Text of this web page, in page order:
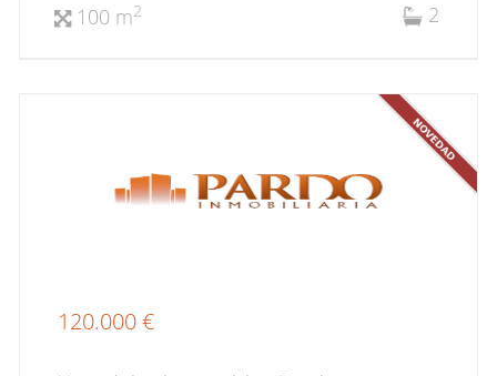
100 m2 2
120.000 €